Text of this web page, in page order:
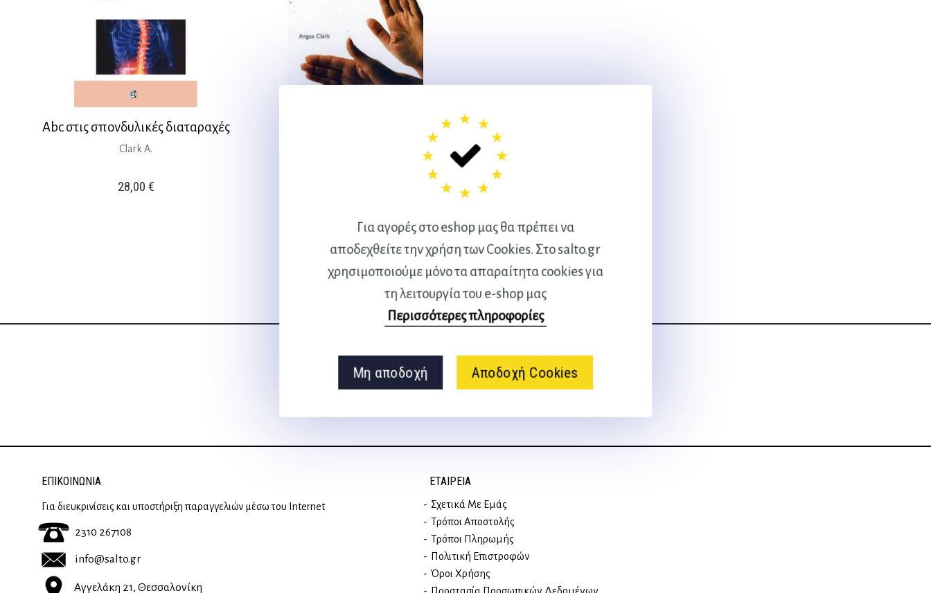
Για αγορές στο eshop μας θα πρέπει να
αποδεχθείτε την χρήση των Cookies. Στο salto.gr
χρησιμοποιούμε μόνο τα απαραίτητα cookies για
τη λειτουργία του e-shop μας
Περισσότερες πληροφορίες
Μη αποδοχή Αποδοχή Cookies
Abc στις σπονδυλικές διαταραχές
Clark A.
28,00 €
ΤΣΙ ΓΚΟΝΓΚ ΣΥΜΒΟΥΛΕΣ &
Ακολουθήστε μας
ΕΠΙΚΟΙΝΩΝΊΑ
Για διευκρινίσεις και υποστήριξη παραγγελιών μέσω του Internet
2310 267108
info@salto.gr
Αγγελάκη 21, Θεσσαλονίκη
ΕΤΑΙΡΕΊΑ
Σχετικά Με Εμάς
Τρόποι Αποστολής
Τρόποι Πληρωμής
Πολιτική Επιστροφών
Όροι Χρήσης
Προστασία Προσωπικών Δεδομένων